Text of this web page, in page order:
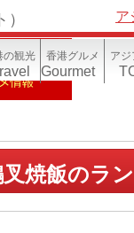
真帳(香港)
ア
焼飯のラ
の観光 香港グルメ
Gourmet
ア